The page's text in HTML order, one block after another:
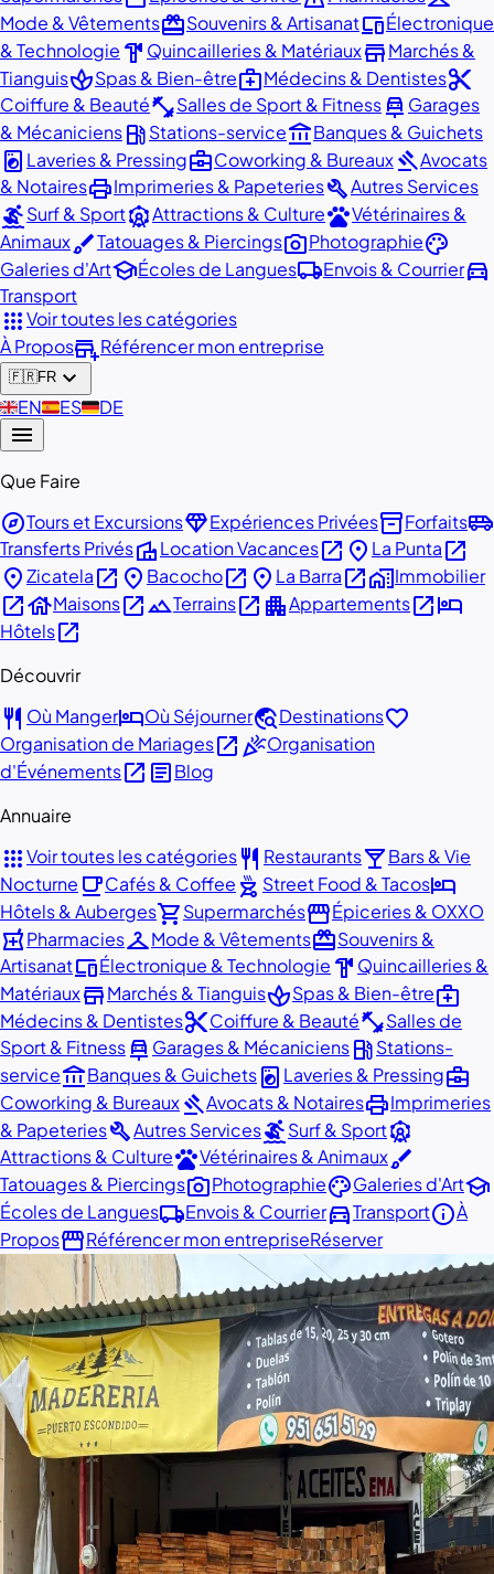
Mode & VêtementsredeemSouvenirs & ArtisanatdevicesÉlectronique
& Technologie hardware Quincailleries & MatériauxstoreMarchés &
TianguisspaSpas & Bien-êtremedical_servicesMédecins & Dentistescontent_cut
Coiffure & Beautéfitness_centerSalles de Sport & Fitnesscar_repair Garages
& Mécanicienslocal_gas_stationStations-serviceaccount_balanceBanques & Guichets
local_laundry_service Laveries & Pressingbusiness_centerCoworking & BureauxgavelAvocats
& NotairesprintImprimeries & PapeteriesbuildAutres Services
surfingSurf & SportattractionsAttractions & CulturepetsVétérinaires &
AnimauxbrushTatouages & Piercingsphoto_cameraPhotographiepalette
Galeries d'ArtschoolÉcoles de Langueslocal_shippingEnvois & Courrierdirections_car
Transport
appsVoir toutes les catégories
À Proposadd_businessRéférencer mon entreprise
🇫🇷FR expand_more
🇬🇧EN🇪🇸ES🇩🇪DE
menu
Que Faire
exploreTours et ExcursionsdiamondExpériences Privéesinventory_2Forfaitsairport_shuttle
Transferts PrivésvillaLocation Vacancesopen_in_new place La Puntaopen_in_new
placeZicatelaopen_in_new place Bacochoopen_in_new place La Barraopen_in_newhome_workImmobilier
open_in_newhouseMaisonsopen_in_newlandscapeTerrainsopen_in_new apartmentAppartementsopen_in_newhotel
Hôtelsopen_in_new
Découvrir
restaurant Où MangerhotelOù Séjournertravel_exploreDestinationsfavorite
Organisation de Mariagesopen_in_newcelebrationOrganisation
d'Événementsopen_in_new articleBlog
Annuaire
appsVoir toutes les catégoriesrestaurant Restaurantslocal_barBars & Vie
Nocturne local_cafeCafés & Coffee outdoor_grill Street Food & Tacoshotel
Hôtels & Aubergesshopping_cartSupermarchésstorefrontÉpiceries & OXXO
local_pharmacyPharmaciescheckroomMode & VêtementsredeemSouvenirs &
ArtisanatdevicesÉlectronique & Technologie hardware Quincailleries &
MatériauxstoreMarchés & TianguisspaSpas & Bien-êtremedical_services
Médecins & Dentistescontent_cutCoiffure & Beautéfitness_centerSalles de
Sport & Fitnesscar_repair Garages & Mécanicienslocal_gas_stationStations-
serviceaccount_balanceBanques & Guichetslocal_laundry_service Laveries & Pressingbusiness_center
Coworking & BureauxgavelAvocats & NotairesprintImprimeries
& PapeteriesbuildAutres ServicessurfingSurf & Sportattractions
Attractions & CulturepetsVétérinaires & Animauxbrush
Tatouages & Piercingsphoto_cameraPhotographiepaletteGaleries d'Artschool
Écoles de Langueslocal_shippingEnvois & Courrierdirections_carTransportinfoÀ
ProposstorefrontRéférencer mon entrepriseRéserver